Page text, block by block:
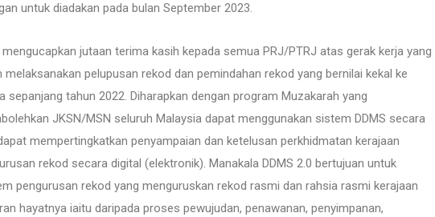
untuk diadakan pada bulan September 2023.
mengucapkan jutaan terima kasih kepada semua PRJ/PTRJ atas gerak kerja yang
pelupusan rekod dan pemindahan rekod yang bernilai kekal ke
sepanjang tahun 2022. Diharapkan dengan program Muzakarah yang
JKSN/MSN seluruh Malaysia dapat menggunakan sistem DDMS secara
mempertingkatkan penyampaian dan ketelusan perkhidmatan kerajaan
rekod secara digital (elektronik). Manakala DDMS 2.0 bertujuan untuk
pengurusan rekod yang menguruskan rekod rasmi dan rahsia rasmi kerajaan
hayatnya iaitu daripada proses pewujudan, penawanan, penyimpanan,